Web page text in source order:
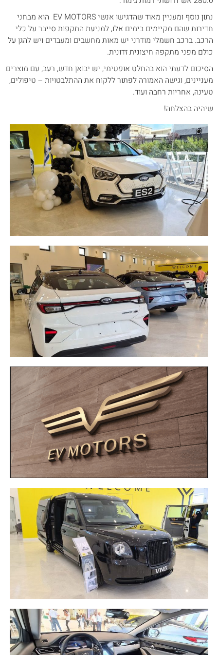
נתון נוסף ומעניין מאוד שהדגישו אנשי EV MOTORS הוא מבחני
חדירות שהם מקיימים בימים אלו, למניעת התקפות סייבר על כלי
הרכב. ברכב חשמלי מודרני יש מאות מחשבים ומעבדים ויש להגן על
כולם מפני מתקפה חיצונית זדונית.
הסיכום לדעתי הוא בהחלט אופטימי, יש יבואן חדש, רעב, עם מוצרים
מעניינים, וגישה האמורה לפתור ללקוח את ההתלבטויות – טיפולים,
טעינה, אחריות רחבה ועוד.
שיהיה בהצלחה!